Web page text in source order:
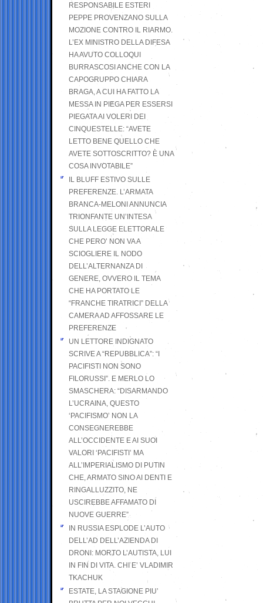
RESPONSABILE ESTERI
PEPPE PROVENZANO SULLA
MOZIONE CONTRO IL RIARMO.
L’EX MINISTRO DELLA DIFESA
HA AVUTO COLLOQUI
BURRASCOSI ANCHE CON LA
CAPOGRUPPO CHIARA
BRAGA, A CUI HA FATTO LA
MESSA IN PIEGA PER ESSERSI
PIEGATA AI VOLERI DEI
CINQUESTELLE: “AVETE
LETTO BENE QUELLO CHE
AVETE SOTTOSCRITTO? È UNA
COSA INVOTABILE”
IL BLUFF ESTIVO SULLE
PREFERENZE. L’ARMATA
BRANCA-MELONI ANNUNCIA
TRIONFANTE UN’INTESA
SULLA LEGGE ELETTORALE
CHE PERO’ NON VA A
SCIOGLIERE IL NODO
DELL’ALTERNANZA DI
GENERE, OVVERO IL TEMA
CHE HA PORTATO LE
“FRANCHE TIRATRICI” DELLA
CAMERA AD AFFOSSARE LE
PREFERENZE
UN LETTORE INDIGNATO
SCRIVE A “REPUBBLICA”: “I
PACIFISTI NON SONO
FILORUSSI”. E MERLO LO
SMASCHERA: “DISARMANDO
L’UCRAINA, QUESTO
‘PACIFISMO’ NON LA
CONSEGNEREBBE
ALL’OCCIDENTE E AI SUOI
VALORI ‘PACIFISTI’ MA
ALL’IMPERIALISMO DI PUTIN
CHE, ARMATO SINO AI DENTI E
RINGALLUZZITO, NE
USCIREBBE AFFAMATO DI
NUOVE GUERRE”
IN RUSSIA ESPLODE L’AUTO
DELL’AD DELL’AZIENDA DI
DRONI: MORTO L’AUTISTA, LUI
IN FIN DI VITA. CHI E’ VLADIMIR
TKACHUK
ESTATE, LA STAGIONE PIU’